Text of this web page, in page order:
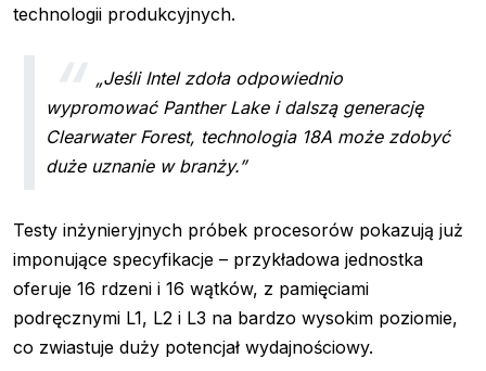
technologii produkcyjnych.
„Jeśli Intel zdoła odpowiednio
wypromować Panther Lake i dalszą generację
Clearwater Forest, technologia 18A może zdobyć
duże uznanie w branży.”
Testy inżynieryjnych próbek procesorów pokazują już
imponujące specyfikacje – przykładowa jednostka
oferuje 16 rdzeni i 16 wątków, z pamięciami
podręcznymi L1, L2 i L3 na bardzo wysokim poziomie,
co zwiastuje duży potencjał wydajnościowy.